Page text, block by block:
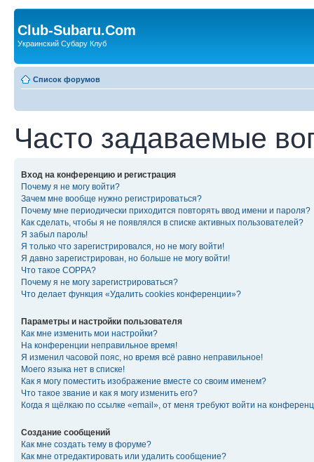
Club-Subaru.Com
Украинский Субару Клуб
Список форумов
Часто задаваемые
Вход на конференцию и регистрация
Почему я не могу войти?
Зачем мне вообще нужно регистрироваться?
Почему мне периодически приходится повторять ввод имени и пароля?
Как сделать, чтобы я не появлялся в списке активных пользователей?
Я забыл пароль!
Я только что зарегистрировался, но не могу войти!
Я давно зарегистрирован, но больше не могу войти!
Что такое COPPA?
Почему я не могу зарегистрироваться?
Что делает функция «Удалить cookies конференции»?
Параметры и настройки пользователя
Как мне изменить мои настройки?
На конференции неправильное время!
Я изменил часовой пояс, но время всё равно неправильное!
Моего языка нет в списке!
Как я могу поместить изображение вместе со своим именем?
Что такое звание и как я могу изменить его?
Когда я щёлкаю по ссылке «email», от меня требуют войти на
Создание сообщений
Как мне создать тему в форуме?
Как мне отредактировать или удалить сообщение?